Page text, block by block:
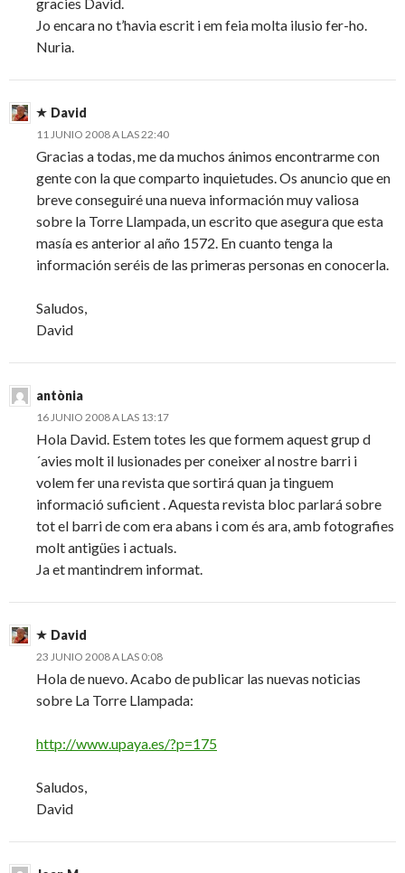
Jo encara no t’havia escrit i em feia molta ilusio fer-ho.
Nuria.
David
11 JUNIO 2008 A LAS 22:40
Gracias a todas, me da muchos ánimos encontrarme con
gente con la que comparto inquietudes. Os anuncio que en
breve conseguiré una nueva información muy valiosa
sobre la Torre Llampada, un escrito que asegura que esta
masía es anterior al año 1572. En cuanto tenga la
información seréis de las primeras personas en conocerla.
Saludos,
David
antònia
16 JUNIO 2008 A LAS 13:17
Hola David. Estem totes les que formem aquest grup d
´avies molt il lusionades per coneixer al nostre barri i
volem fer una revista que sortirá quan ja tinguem
informació suficient . Aquesta revista bloc parlará sobre
tot el barri de com era abans i com és ara, amb fotografies
molt antigües i actuals.
Ja et mantindrem informat.
David
23 JUNIO 2008 A LAS 0:08
Hola de nuevo. Acabo de publicar las nuevas noticias
sobre La Torre Llampada:
http://www.upaya.es/?p=175
Saludos,
David